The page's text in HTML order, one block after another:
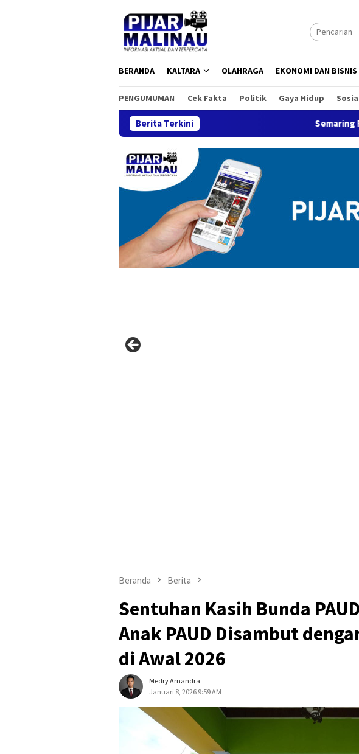
BERANDA KALTARA OLAHRAGA EKONOMI DAN BISNIS
PENGUMUMAN Cek Fakta Politik Gaya Hidup
Berita Terkini Semaring FC Melaju ke
Beranda Berita
Sentuhan Kasih Bunda
Anak PAUD Disambut
di Awal 2026
Medry Arnandra
Januari 8, 2026 9:59 AM